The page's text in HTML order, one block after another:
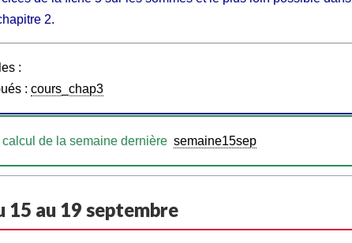
2.
:
: cours_chap3
de la semaine dernière semaine15sep
15 au 19 septembre